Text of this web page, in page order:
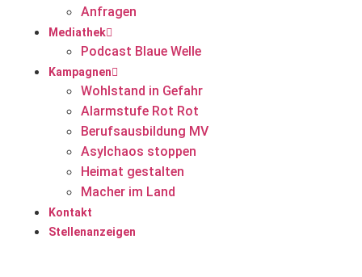
Anfragen
Mediathek
Podcast Blaue Welle
Kampagnen
Wohlstand in Gefahr
Alarmstufe Rot Rot
Berufsausbildung MV
Asylchaos stoppen
Heimat gestalten
Macher im Land
Kontakt
Stellenanzeigen